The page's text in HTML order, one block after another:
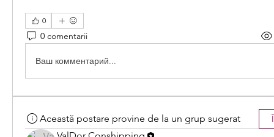
0
0 comentarii
Ваш комментарий...
Această postare provine de la un grup sugerat